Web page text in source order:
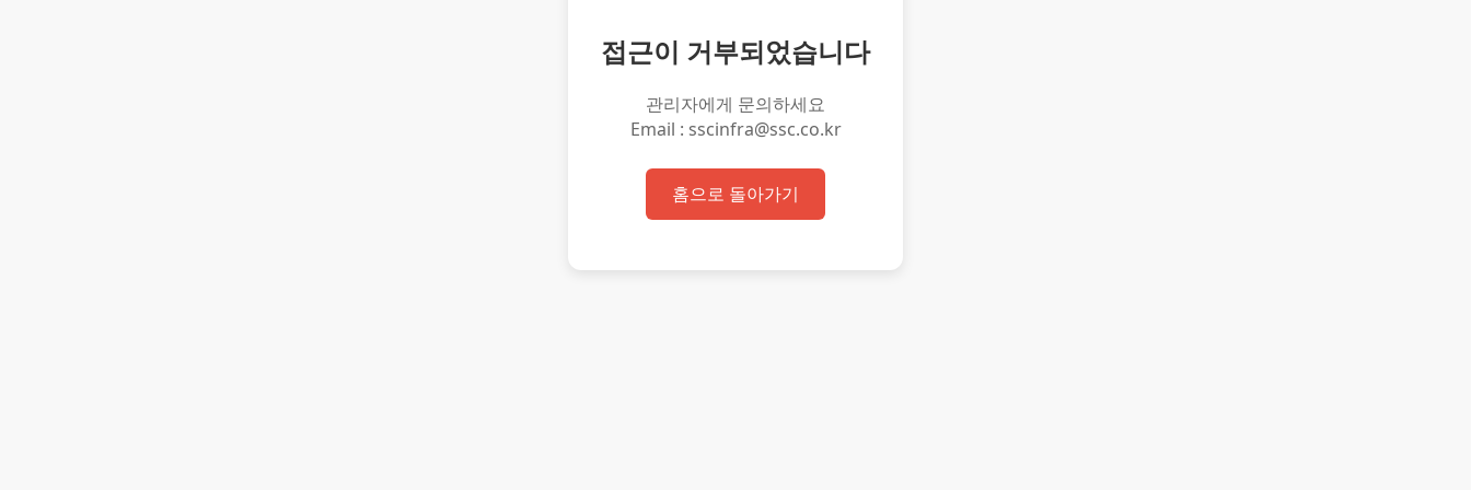
접근이 거부되었습니다
관리자에게 문의하세요
Email : sscinfra@ssc.co.kr
홈으로 돌아가기